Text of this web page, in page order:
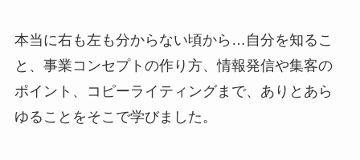
本当に右も左も分からない頃から…自分を知るこ
と、事業コンセプトの作り方、情報発信や集客の
ポイント、コピーライティングまで、ありとあら
ゆることをそこで学びました。